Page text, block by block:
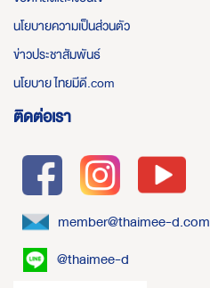
นโยบายความเป็นส่วนตัว
ข่าวประชาสัมพันธ์
นโยบาย ไทยมีดี.com
ติดต่อเรา
member@thaimee-d.com
@thaimee-d